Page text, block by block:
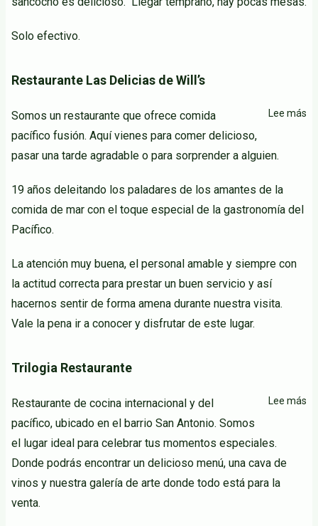
Solo efectivo.
Restaurante Las Delicias de Will’s
Lee más
Somos un restaurante que ofrece comida
pacífico fusión. Aquí vienes para comer delicioso,
pasar una tarde agradable o para sorprender a alguien.
19 años deleitando los paladares de los amantes de la
comida de mar con el toque especial de la gastronomía del
Pacífico.
La atención muy buena, el personal amable y siempre con
la actitud correcta para prestar un buen servicio y así
hacernos sentir de forma amena durante nuestra visita.
Vale la pena ir a conocer y disfrutar de este lugar.
Trilogia Restaurante
Lee más
Restaurante de cocina internacional y del
pacífico, ubicado en el barrio San Antonio. Somos
el lugar ideal para celebrar tus momentos especiales.
Donde podrás encontrar un delicioso menú, una cava de
vinos y nuestra galería de arte donde todo está para la
venta.